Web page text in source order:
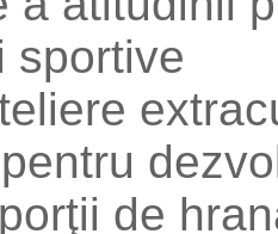
sportive
de